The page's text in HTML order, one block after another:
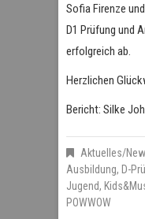
Sofia Firenze
D1 Prüfung und
erfolgreich ab.
Herzlichen
Bericht: Silke
Aktuelles/
Ausbildung, D-
Jugend,
POWWOW